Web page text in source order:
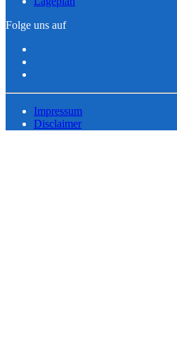
Folge uns auf
Impressum
Disclaimer